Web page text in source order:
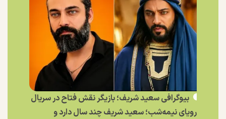
بیوگرافی سعید شریف؛ بازیگر نقش فتاح در سریال
رویای نیمه‌شب؛ سعید شریف چند سال دارد و